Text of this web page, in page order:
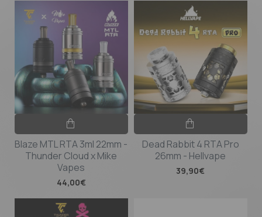
Blaze MTL RTA 3ml 22mm -
Thunder Cloud x Mike
Vapes
44,00€
Dead Rabbit 4 RTA Pro
26mm - Hellvape
39,90€